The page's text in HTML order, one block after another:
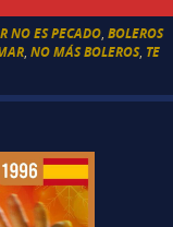
NO ES PECADO ,BOLEROS
,NO MÁS BOLEROS, TE